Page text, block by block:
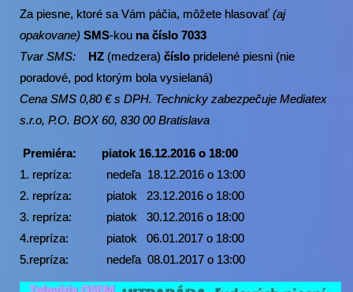
Za piesne, ktoré sa Vám páčia, môžete hlasovať (aj
opakovane) SMS-kou na číslo 7033
Tvar SMS:
HZ (medzera) číslo pridelené piesni (nie
poradové, pod ktorým bola vysielaná)
Cena SMS 0,80 € s DPH. Technicky zabezpečuje Mediatex
s.r.o, P.O. BOX 60, 830 00 Bratislava
Premiéra:
piatok 16.12.2016 o 18:00
1. repríza: nedeľa 18.12.2016 o 13:00
2. repríza: piatok 23.12.2016 o 18:00
3. repríza: piatok 30.12.2016 o 18:00
4.repríza: piatok 06.01.2017 o 18:00
5.repríza: nedeľa 08.01.2017 o 13:00